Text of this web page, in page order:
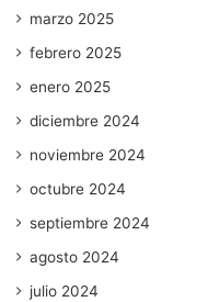
marzo 2025
febrero 2025
enero 2025
diciembre 2024
noviembre 2024
octubre 2024
septiembre 2024
agosto 2024
julio 2024